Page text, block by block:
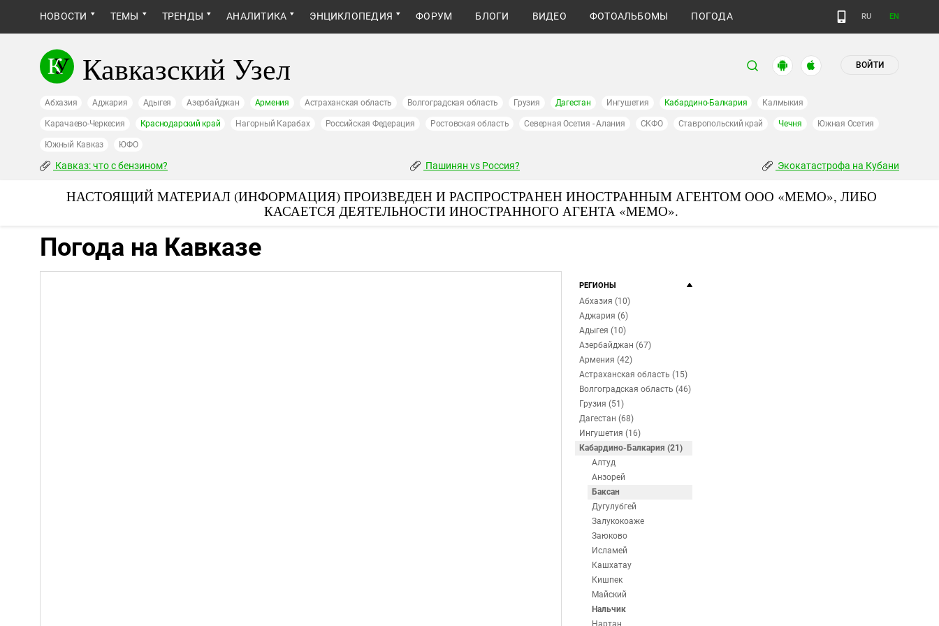
НОВОСТИ ТЕМЫ ТРЕНДЫ АНАЛИТИКА ЭНЦИКЛОПЕДИЯ ФОРУМ БЛОГИ ВИДЕО ФОТОАЛЬБОМЫ ПОГОДА RU EN
Кавказский Узел ВОЙТИ
Абхазия Аджария Адыгея Азербайджан Армения Астраханская область Волгоградская область Грузия Дагестан Ингушетия Кабардино-Балкария Калмыкия
Карачаево-Черкесия Краснодарский край Нагорный Карабах Российская Федерация Ростовская область Северная Осетия - Алания СКФО Ставропольский край Чечня Южная Осетия
Южный Кавказ ЮФО
Кавказ: что с бензином? Пашинян vs Россия? Экокатастрофа на Кубани
НАСТОЯЩИЙ МАТЕРИАЛ (ИНФОРМАЦИЯ) ПРОИЗВЕДЕН И РАСПРОСТРАНЕН ИНОСТРАННЫМ АГЕНТОМ ООО «МЕМО», ЛИБО
КАСАЕТСЯ ДЕЯТЕЛЬНОСТИ ИНОСТРАННОГО АГЕНТА «МЕМО».
Погода на Кавказе
РЕГИОНЫ
Абхазия (10)
Аджария (6)
Адыгея (10)
Азербайджан (67)
Армения (42)
Астраханская область (15)
Волгоградская область (46)
Грузия (51)
Дагестан (68)
Ингушетия (16)
Кабардино-Балкария (21)
Алтуд
Анзорей
Баксан
Дугулубгей
Залукокоаже
Заюково
Исламей
Кашхатау
Кишпек
Майский
Нальчик
Нартан